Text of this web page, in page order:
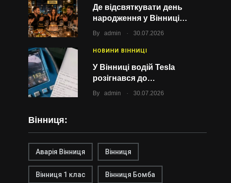
Де відсвяткувати день
народження у Вінниці…
By admin . 30.07.2026
НОВИНИ ВІННИЦІ
У Вінниці водій Tesla
розігнався до…
By admin . 30.07.2026
Вінниця:
Аварія Вінниця Вінниця
Вінниця 1 клас Вінниця Бомба